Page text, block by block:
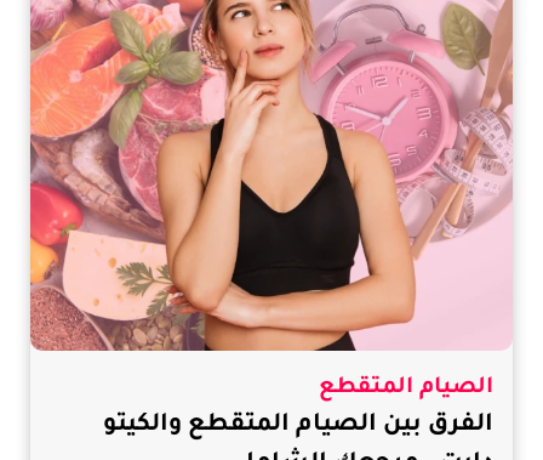
الصيام المتقطع
الفرق بين الصيام المتقطع والكيتو